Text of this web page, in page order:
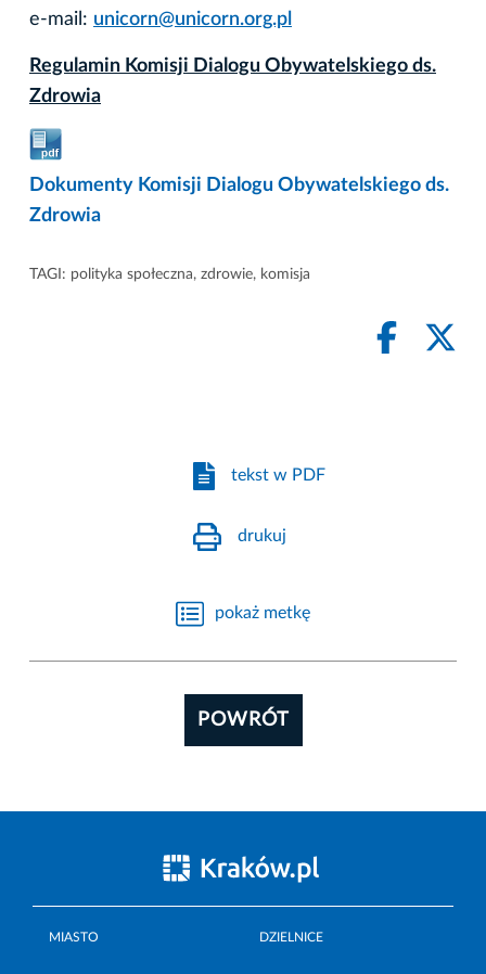
e-mail: unicorn@unicorn.org.pl
Regulamin Komisji Dialogu Obywatelskiego ds.
Zdrowia
Dokumenty Komisji Dialogu Obywatelskiego ds.
Zdrowia
TAGI: polityka społeczna, zdrowie, komisja
tekst w PDF
drukuj
pokaż metkę
POWRÓT
MIASTO DZIELNICE